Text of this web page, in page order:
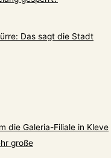
Das sagt die Stadt
die Galeria-Filiale in Kleve
große